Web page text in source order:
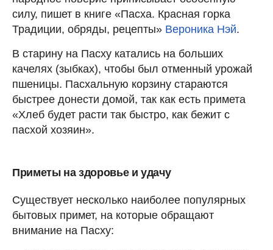
силу, пишет в книге «Пасха. Красная горка
Традиции, обряды, рецепты» Вероника Нэй.
В старину на Пасху катались на больших
качелях (зыбках), чтобы был отменный урожай
пшеницы. Пасхальную корзину стараются
быстрее донести домой, так как есть примета
«Хлеб будет расти так быстро, как бежит с
пасхой хозяин».
Приметы на здоровье и удачу
Существует несколько наиболее популярных
бытовых примет, на которые обращают
внимание на Пасху: